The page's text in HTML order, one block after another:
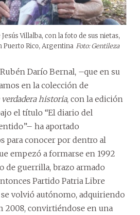
Villalba, con la foto de sus nietas,
Puerto Rico, Argentina Foto: Gentileza
Darío Bernal, –que en su
en la colección de
verdadera historia, con la edición
el título “El diario del
ha aportado
para conocer por dentro al
empezó a formarse en 1992
de guerrilla, brazo armado
Partido Patria Libre
se volvió autónomo, adquiriendo
2008, convirtiéndose en una